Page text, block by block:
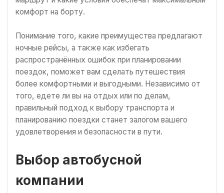
комфорт на борту.
Понимание того, какие преимущества предлагают
ночные рейсы, а также как избегать
распространённых ошибок при планировании
поездок, поможет вам сделать путешествия
более комфортными и выгодными. Независимо от
того, едете ли вы на отдых или по делам,
правильный подход к выбору транспорта и
планированию поездки станет залогом вашего
удовлетворения и безопасности в пути.
Выбор автобусной
компании